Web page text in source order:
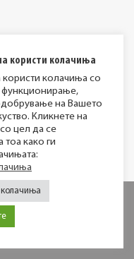
за колачиња
користи колачиња
користи колачиња со
на Вашето
Кликнете на
цел да се
како ги
колачиња